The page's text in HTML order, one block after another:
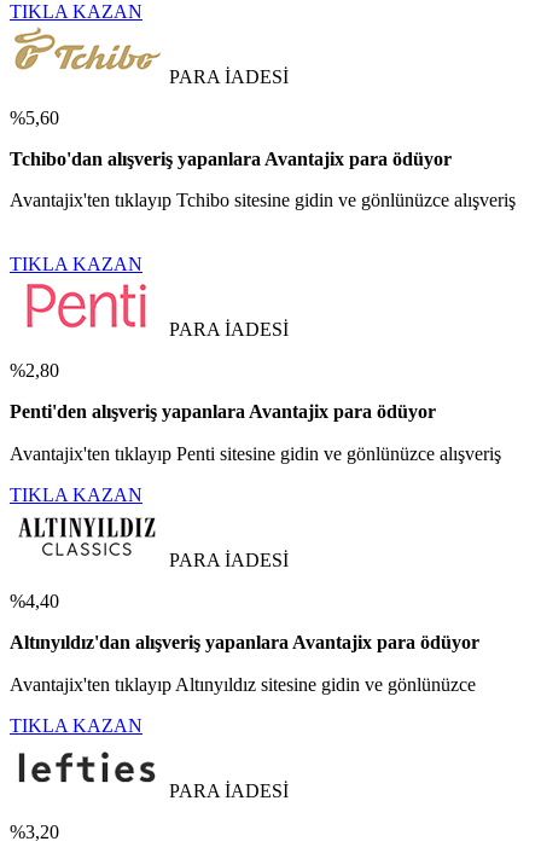
TIKLA KAZAN
PARA İADESİ
%5,60
Tchibo'dan alışveriş yapanlara Avantajix para ödüyor
Avantajix'ten tıklayıp Tchibo sitesine gidin ve gönlünüzce alışveriş
TIKLA KAZAN
PARA İADESİ
%2,80
Penti'den alışveriş yapanlara Avantajix para ödüyor
Avantajix'ten tıklayıp Penti sitesine gidin ve gönlünüzce alışveriş
TIKLA KAZAN
PARA İADESİ
%4,40
Altınyıldız'dan alışveriş yapanlara Avantajix para ödüyor
Avantajix'ten tıklayıp Altınyıldız sitesine gidin ve gönlünüzce
TIKLA KAZAN
PARA İADESİ
%3,20